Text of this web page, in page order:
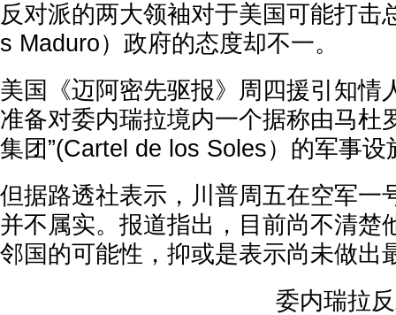
反对派的两大领袖对于美国可能打击
s Maduro）政府的态度却不一。
美国《迈阿密先驱报》周四援引知情
准备对委内瑞拉境内一个据称由马杜
集团”(Cartel de los Soles）的军事设
但据路透社表示，川普周五在空军一
并不属实。报道指出，目前尚不清楚
邻国的可能性，抑或是表示尚未做出
委内瑞拉